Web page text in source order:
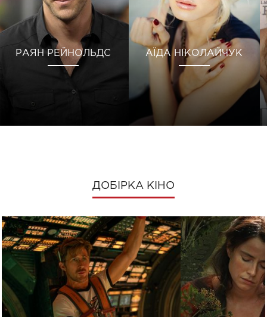
РАЯН РЕЙНОЛЬДС АЇДА НІКОЛАЙЧУК
ДОБІРКА КІНО